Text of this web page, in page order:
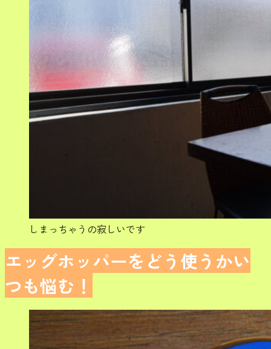
しまっちゃうの寂しいです
エッグホッパーをどう使うかい
つも悩む！